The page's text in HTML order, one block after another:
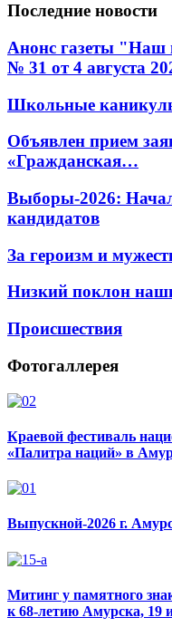
Последние новости
Анонс газеты "Наш
№ 31 от 4 августа
Школьные
Объявлен прием
«Гражданская…
Выборы-2026:
кандидатов
За героизм и
Низкий поклон
Происшествия
Фотогаллерея
Краевой фестиваль
«Палитра наций» в
Выпускной-2026 г.
Митинг у памятного
к 68-летию Амурска, 19